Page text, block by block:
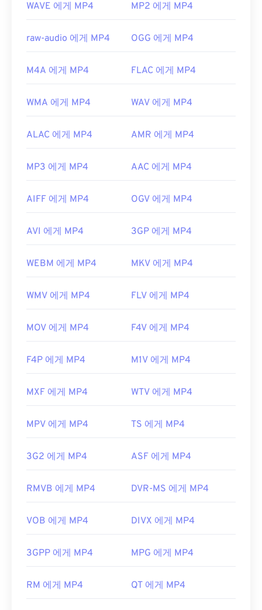
최초 출시: 1999년
유용한 링크:
https://mpeg.chiariglione.org/standards/mpeg-
WAVE 에게 MP4 MP2 에게 MP4
raw-audio 에게 MP4 OGG 에게 MP4
M4A 에게 MP4 FLAC 에게 MP4
WMA 에게 MP4 WAV 에게 MP4
ALAC 에게 MP4 AMR 에게 MP4
MP3 에게 MP4 AAC 에게 MP4
AIFF 에게 MP4 OGV 에게 MP4
AVI 에게 MP4 3GP 에게 MP4
WEBM 에게 MP4 MKV 에게 MP4
WMV 에게 MP4 FLV 에게 MP4
MOV 에게 MP4 F4V 에게 MP4
F4P 에게 MP4 M1V 에게 MP4
MXF 에게 MP4 WTV 에게 MP4
MPV 에게 MP4 TS 에게 MP4
3G2 에게 MP4 ASF 에게 MP4
RMVB 에게 MP4 DVR-MS 에게 MP4
VOB 에게 MP4 DIVX 에게 MP4
3GPP 에게 MP4 MPG 에게 MP4
RM 에게 MP4 QT 에게 MP4